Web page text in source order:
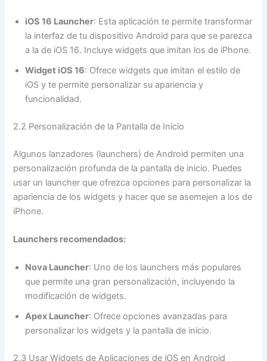
iOS 16 Launcher: Esta aplicación te permite transformar
la interfaz de tu dispositivo Android para que se parezca
a la de iOS 16. Incluye widgets que imitan los de iPhone.
Widget iOS 16: Ofrece widgets que imitan el estilo de
iOS y te permite personalizar su apariencia y
funcionalidad.
2.2 Personalización de la Pantalla de Inicio
Algunos lanzadores (launchers) de Android permiten una
personalización profunda de la pantalla de inicio. Puedes
usar un launcher que ofrezca opciones para personalizar la
apariencia de los widgets y hacer que se asemejen a los de
iPhone.
Launchers recomendados:
Nova Launcher: Uno de los launchers más populares
que permite una gran personalización, incluyendo la
modificación de widgets.
Apex Launcher: Ofrece opciones avanzadas para
personalizar los widgets y la pantalla de inicio.
2.3 Usar Widgets de Aplicaciones de iOS en Android